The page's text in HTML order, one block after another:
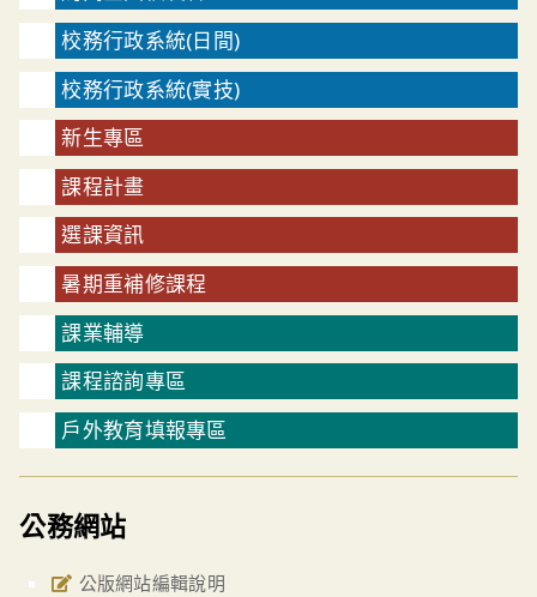
校務行政系統(日間)
校務行政系統(實技)
新生專區
課程計畫
選課資訊
暑期重補修課程
課業輔導
課程諮詢專區
戶外教育填報專區
公務網站
公版網站編輯說明